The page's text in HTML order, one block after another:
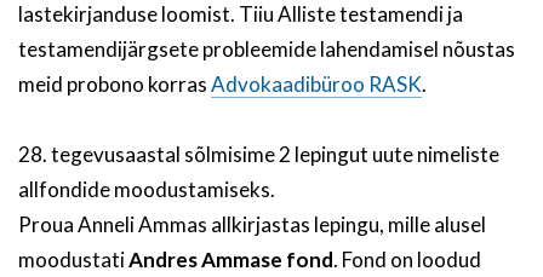
lastekirjanduse loomist. Tiiu Alliste testamendi ja
testamendijärgsete probleemide lahendamisel nõustas
meid probono korrasAdvokaadibüroo RASK.
28. tegevusaastal sõlmisime 2 lepingut uute nimeliste
allfondide moodustamiseks.
Proua Anneli Ammas allkirjastas lepingu, mille alusel
moodustatiAndres Ammase fond. Fond on loodud